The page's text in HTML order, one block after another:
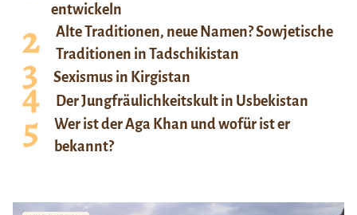
entwickeln
Alte Traditionen, neue Namen? Sowjetische
Traditionen in Tadschikistan
Sexismus in Kirgistan
Der Jungfräulichkeitskult in Usbekistan
Wer ist der Aga Khan und wofür ist er
bekannt?